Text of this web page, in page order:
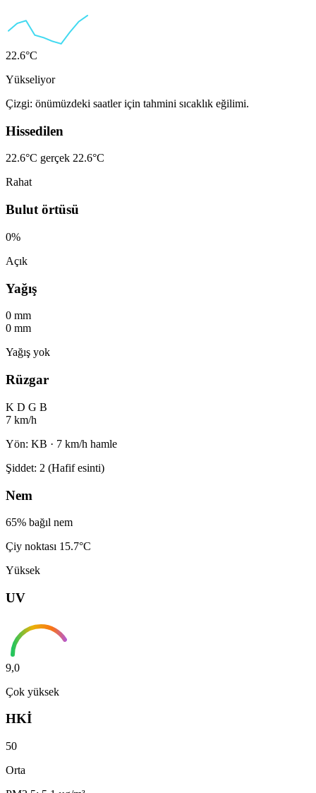
22.6°C
Yükseliyor
Çizgi: önümüzdeki saatler için tahmini sıcaklık eğilimi.
Hissedilen
22.6°C gerçek 22.6°C
Rahat
Bulut örtüsü
0%
Açık
Yağış
0 mm
0 mm
Yağış yok
Rüzgar
K D G B
7 km/h
Yön: KB · 7 km/h hamle
Şiddet: 2 (Hafif esinti)
Nem
65% bağıl nem
Çiy noktası 15.7°C
Yüksek
UV
9,0
Çok yüksek
HKİ
50
Orta